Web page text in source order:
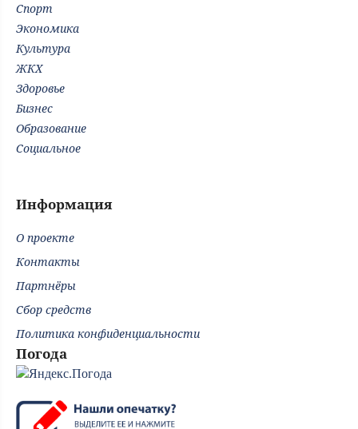
Спорт
Экономика
Культура
ЖКХ
Здоровье
Бизнес
Образование
Социальное
Информация
О проекте
Контакты
Партнёры
Сбор средств
Политика конфиденциальности
Погода